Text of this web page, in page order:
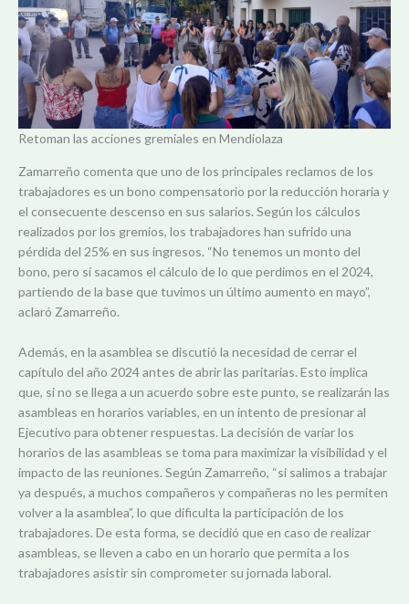
Retoman las acciones gremiales en Mendiolaza
Zamarreño comenta que uno de los principales reclamos de los
trabajadores es un bono compensatorio por la reducción horaria y
el consecuente descenso en sus salarios. Según los cálculos
realizados por los gremios, los trabajadores han sufrido una
pérdida del 25% en sus ingresos. “No tenemos un monto del
bono, pero sí sacamos el cálculo de lo que perdimos en el 2024,
partiendo de la base que tuvimos un último aumento en mayo”,
aclaró Zamarreño.
Además, en la asamblea se discutió la necesidad de cerrar el
capítulo del año 2024 antes de abrir las paritarias. Esto implica
que, si no se llega a un acuerdo sobre este punto, se realizarán las
asambleas en horarios variables, en un intento de presionar al
Ejecutivo para obtener respuestas. La decisión de variar los
horarios de las asambleas se toma para maximizar la visibilidad y el
impacto de las reuniones. Según Zamarreño, “si salimos a trabajar
ya después, a muchos compañeros y compañeras no les permiten
volver a la asamblea”, lo que dificulta la participación de los
trabajadores. De esta forma, se decidió que en caso de realizar
asambleas, se lleven a cabo en un horario que permita a los
trabajadores asistir sin comprometer su jornada laboral.